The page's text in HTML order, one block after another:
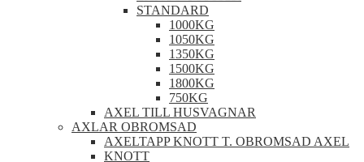
STANDARD
1000KG
1050KG
1350KG
1500KG
1800KG
750KG
AXEL TILL HUSVAGNAR
AXLAR OBROMSAD
AXELTAPP KNOTT T. OBROMSAD AXEL
KNOTT